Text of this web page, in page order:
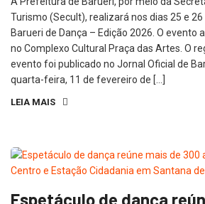
Turismo (Secult), realizará nos dias 25 e 26
Barueri de Dança – Edição 2026. O evento
no Complexo Cultural Praça das Artes. O
evento foi publicado no Jornal Oficial de
quarta-feira, 11 de fevereiro de […]
LEIA MAIS
Espetáculo de dança